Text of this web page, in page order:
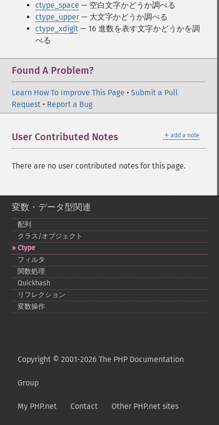
ctype_space — 空白文字かどうか調べる
ctype_upper — 大文字かどうか調べる
ctype_xdigit — 16 進数を表す文字かどうかを調
べる
Found A Problem?
Learn How To Improve This Page • Submit a Pull
Request • Report a Bug
＋ add a note
User Contributed Notes
There are no user contributed notes for this page.
変数・データ型関連
配列
クラス/オブジェクト
Ctype
フィルタ
関数処理
Quickhash
リフレクション
変数操作
Copyright © 2001-2026 The PHP Documentation
Group
My PHP.net Contact Other PHP.net sites